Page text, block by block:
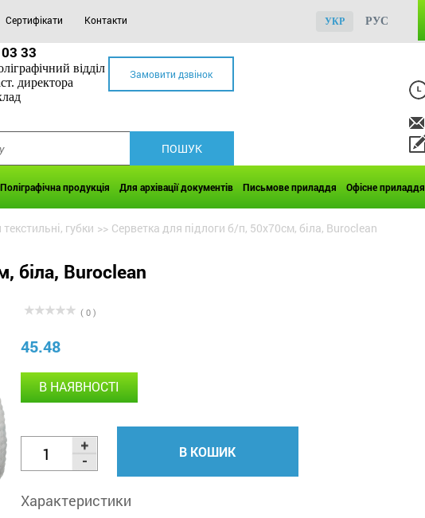
Сертифікати Контакти УКР РУС
33
відділ
директора
Замовити дзвінок
Поліграфічна продукція Для архівації документів Письмове приладдя Офісне приладдя
губки >> Серветка для підлоги б/п, 50х70см, біла, Buroclean
біла, Buroclean
( 0 )
45.48
В НАЯВНОСТІ
В КОШИК
Характеристики